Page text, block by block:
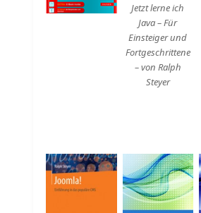
Jetzt lerne ich
Java – Für
Einsteiger und
Fortgeschrittene
– von Ralph
Steyer